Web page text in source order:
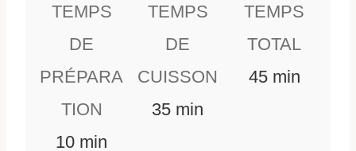
TEMPS
DE
PRÉPARA
TION
10mmin
TEMPS
DE
CUISSON
35mmin
TEMPS
TOTAL
45mmin